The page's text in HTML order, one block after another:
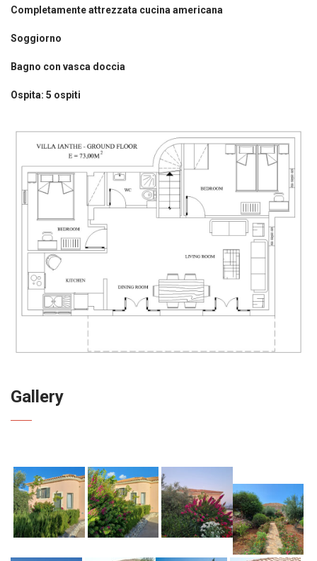
Completamente attrezzata cucina americana
Soggiorno
Bagno con vasca doccia
Ospita: 5 ospiti
Gallery